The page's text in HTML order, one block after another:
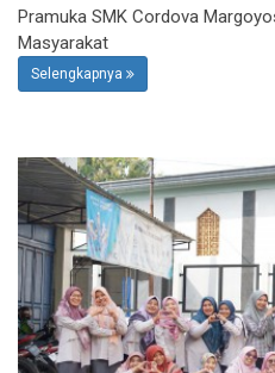
Pramuka SMK Cordova
Masyarakat
Selengkapnya